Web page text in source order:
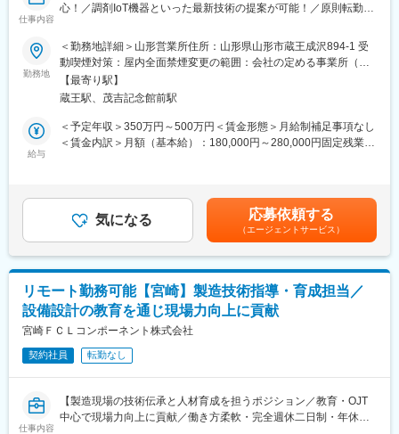
【ポジションの魅力】
全く無い方でも立ち上りが可能となっております。
・業界トップクラスのIoT製品や医療システムに触れる事が可能で
す。また、製品知識だけでなくメンテナンススキルも習得可能な
ため市場価値向上が可能です。
登用となり、業界トップクラスシェアを誇る優良企業の正社員と
して安定就業が可能です。（登用率98%、試験ノルマなし）
最新のIoT技術に注力しており、これまで人の手でアナログに行わ
れていた薬剤管理を、全自動で管理、調整、計測、分包まで対応
可能にしました。当社の製品やシステムが、24時間止めてはなら
ない医療現場の安心安全や、医療従事者の負担軽減に大きく貢献
しています。
◆高いシェアを持つ製品：
調剤というニッチな分野で、業界トップクラスのシェアを誇る製
品が多数あります。寡占市場だからこそ、競合製品を使っている
顧客からいかにシェアを獲得するか試行錯誤する面白さがありま
す。
仕事内容
心！／調剤IoT機器といった最新技術の提案が可能！／原則転勤は
仕事◆◇
【はじめに】
既存のお客様である調剤薬局やドラッグストアに対して、主力製
品である全自動調剤分包機などの調剤IoT機器を販売いただく職種
となります。
IoT製品の販売スキルの市場価値は上昇の一途を辿っており、同社
【業務概要】
・提案資料作成
・新規訪問
【その他補足情報】
・長期間の研修を用意しているため職種未経験＆技術的な知識が
全く無い方でも立ち上りが可能となっております。
・正社員登用は前提の採用です。就業態度に問題がなければ原則
登用となり、業界トップクラスシェアを誇る優良企業の正社員と
して安定就業が可能です。（登用率98%、試験やノルマなし）
・業界トップクラスのIoT製品や医療システムに触れる事が可能で
す。また、販売スキルだけでなく薬局運営コンサルティングのス
勤務地
＜勤務地詳細＞山形営業所住所：山形県山形市蔵王成沢894-1 受
動喫煙対策：屋内全面禁煙変更の範囲：会社の定める事業所（リ
モートワーク含む）
【最寄り駅】
蔵王駅、茂吉記念館前駅
給与
＜予定年収＞350万円～500万円＜賃金形態＞月給制補足事項なし
＜賃金内訳＞月額（基本給）：180,000円～280,000円固定残業手
＞※給与詳細は、年齢・スキルを考慮し決定します。■昇給：年1
回■賞与：年2回年収420万円／30歳 経験5年年収500万円／32歳
経験7年賃金はあくまでも目安の金額であり、選考を通じて上下す
る可能性があります。月給(月額)は固定手当を含めた表記です。
気になる 応募依頼する
（エージェントサービス）
リモート勤務可能【宮崎】製造技術指導・育成担当／
設備設計の教育を通じ現場力向上に貢献
宮崎ＦＣＬコンポーネント株式会社
契約社員 転勤なし
仕事内容
【製造現場の技術伝承と人材育成を担うポジション／教育・OJT
中心で現場力向上に貢献／働き方柔軟・完全週休二日制・年休